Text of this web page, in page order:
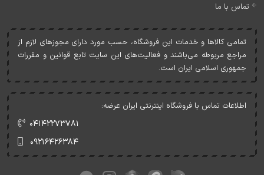
تماس با ما
تمامی کالاها و خدمات اين فروشگاه، حسب مورد دارای مجوزهای لازم از
مراجع مربوطه می‌باشند و فعاليت‌های اين سايت تابع قوانين و مقررات
جمهوری اسلامی ايران است.
اطلاعات تماس با فروشگاه اینترنتی ایران عرضه:
۰۴۱۴۲۲۷۳۷۸۱
۰۹۲۱۶۴۲۶۳۸۴